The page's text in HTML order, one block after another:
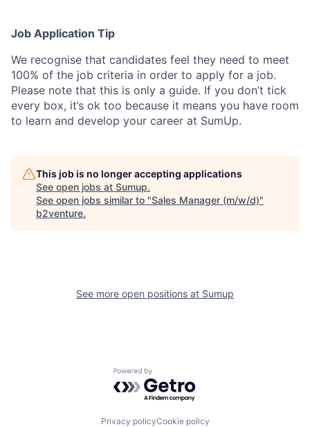
Job Application Tip
We recognise that candidates feel they need to meet
100% of the job criteria in order to apply for a job.
Please note that this is only a guide. If you don’t tick
every box, it’s ok too because it means you have room
to learn and develop your career at SumUp.
This job is no longer accepting applications
See open jobs at Sumup.
See open jobs similar to "Sales Manager (m/w/d)"
b2venture.
See more open positions at Sumup
Powered by Getro.com
Privacy policyCookie policy